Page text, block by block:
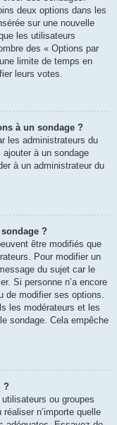
deux options dans les
sur une nouvelle
les utilisateurs
des « Options par
limite de temps en
leurs votes.
à un sondage ?
les administrateurs du
à un sondage
à un administrateur du
?
être modifiés que
Pour modifier un
du sujet car le
Si personne n’a encore
de modifier ses options.
les modérateurs et les
sondage. Cela empêche
?
ou groupes
n’importe quelle